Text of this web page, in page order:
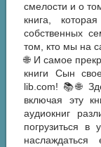
смелости и о
книга,
собственных
том, кто мы на
🌐 И самое
книги Сын
lib.com! 📚🌐
включая эту
аудиокниг
погрузиться в